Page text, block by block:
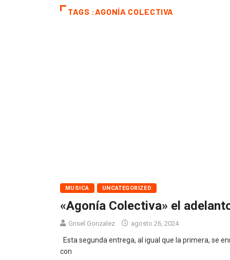
TAGS :AGONÍA COLECTIVA
MUSICA UNCATEGORIZED
«Agonía Colectiva» el
Grisel Gonzalez agosto 26, 2024
Esta segunda entrega, al igual que la primera, se
con